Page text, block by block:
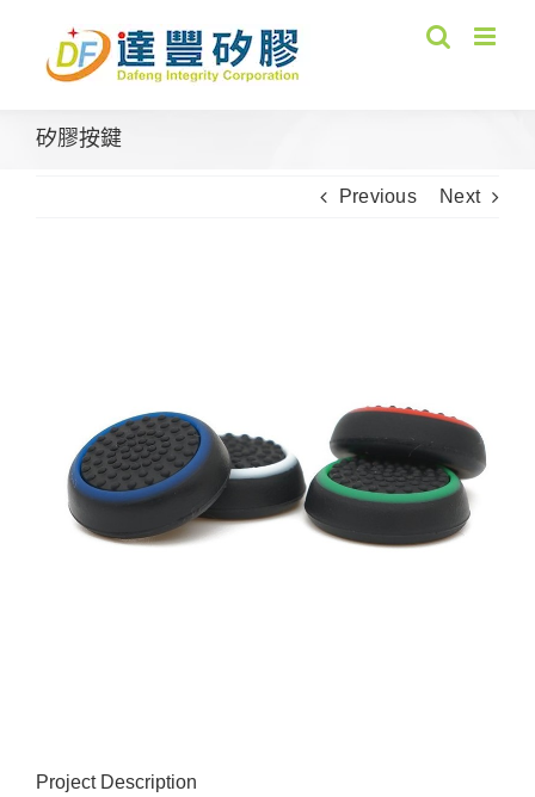
content
矽膠按鍵
Previous Next
Project Description